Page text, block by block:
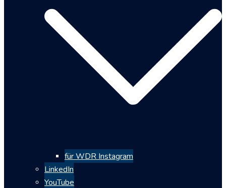
für WDR Instagram
LinkedIn
YouTube